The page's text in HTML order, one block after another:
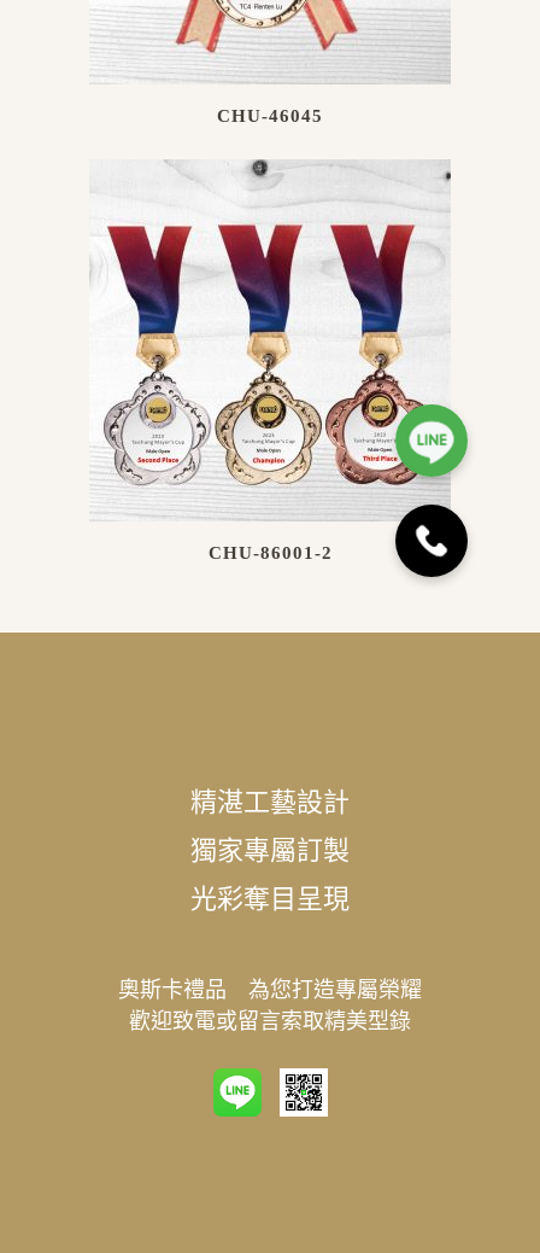
CHU-46045
CHU-86001-2
精湛工藝設計
獨家專屬訂製
光彩奪目呈現
奧斯卡禮品 為您打造專屬榮耀
歡迎致電或留言索取精美型錄